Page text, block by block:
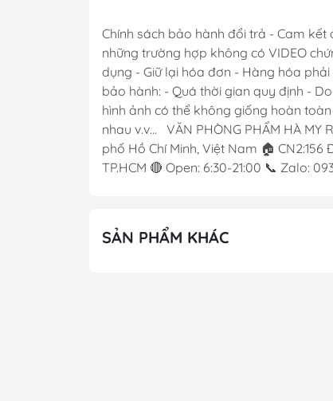
Chính sách bảo hành đổi trả - Cam
những trường hợp không có VIDEO
dụng - Giữ lại hóa đơn - Hàng hóa
bảo hành: - Quá thời gian quy định -
hình ảnh có thể không giống hoàn
nhau v.v... VĂN PHÒNG PHẨM HÀ MY
phố Hồ Chí Minh, Việt Nam 🏠 CN2:156
TP.HCM 🔴 Open: 6:30-21:00 📞 Zalo:
SẢN PHẨM KHÁC